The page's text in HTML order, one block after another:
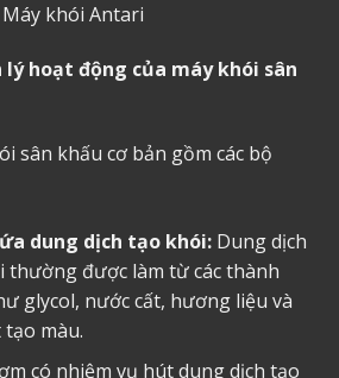
Máy khói Antari
lý hoạt động của máy khói sân
sân khấu cơ bản gồm các bộ
dung dịch tạo khói:Dung dịch
thường được làm từ các thành
glycol, nước cất, hương liệu và
tạo màu.
có nhiệm vụ hút dung dịch tạo